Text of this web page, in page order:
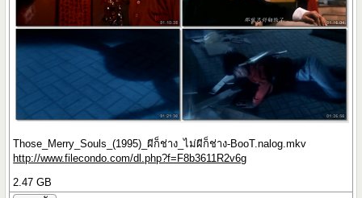
Those_Merry_Souls_(1995)_ผีก็ช่าง_ไม่ผีก็ช่าง-BooT.nalog.mkv
http://www.filecondo.com/dl.php?f=F8b3611R2v6g
2.47 GB